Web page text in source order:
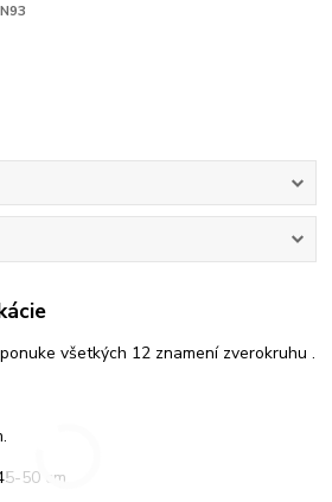
N93
všetkých 12 znamení zverokruhu .
50 cm.